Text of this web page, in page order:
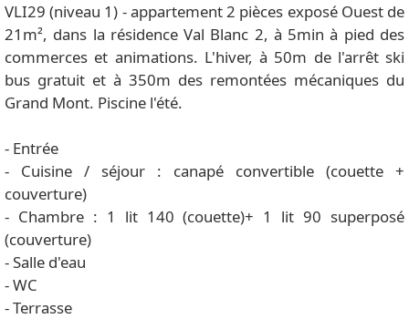
VLI29 (niveau 1) - appartement 2 pièces exposé Ouest de
21m², dans la résidence Val Blanc 2, à 5min à pied des
commerces et animations. L'hiver, à 50m de l'arrêt ski
bus gratuit et à 350m des remontées mécaniques du
Grand Mont. Piscine l'été.
- Entrée
- Cuisine / séjour : canapé convertible (couette +
couverture)
- Chambre : 1 lit 140 (couette)+ 1 lit 90 superposé
(couverture)
- Salle d'eau
- WC
- Terrasse